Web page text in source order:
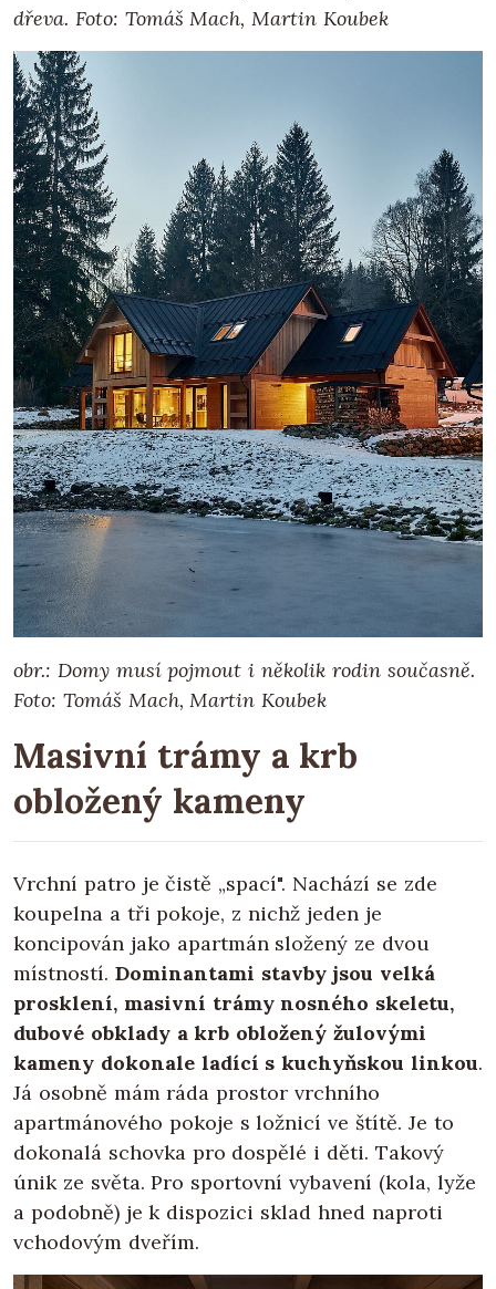
dřeva. Foto: Tomáš Mach, Martin Koubek
obr.: Domy musí pojmout i několik rodin současně.
Foto: Tomáš Mach, Martin Koubek
Masivní trámy a krb
obložený kameny
Vrchní patro je čistě „spací". Nachází se zde
koupelna a tři pokoje, z nichž jeden je
koncipován jako apartmán složený ze dvou
místností. Dominantami stavby jsou velká
prosklení, masivní trámy nosného skeletu,
dubové obklady a krb obložený žulovými
kameny dokonale ladící s kuchyňskou linkou.
Já osobně mám ráda prostor vrchního
apartmánového pokoje s ložnicí ve štítě. Je to
dokonalá schovka pro dospělé i děti. Takový
únik ze světa. Pro sportovní vybavení (kola, lyže
a podobně) je k dispozici sklad hned naproti
vchodovým dveřím.